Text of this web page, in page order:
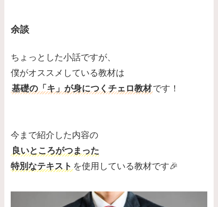
余談
ちょっとした小話ですが、
僕がオススメしている教材は
基礎の「キ」が身につくチェロ教材です！
今まで紹介した内容の
良いところがつまった
特別なテキスト を使用している教材です🎉